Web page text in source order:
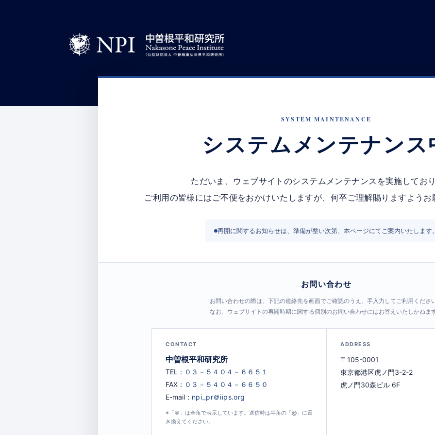
SYSTEM MAINTENANCE
システムメンテナンス
ただいま、ウェブサイトのシステムメンテナンスを実施しており
ご利用の皆様にはご不便をおかけいたしますが、何卒ご理解賜りますようお
再開に関するお知らせは、準備が整い次第、本ページにてご案内いたします。
お問い合わせ
お問い合わせの際は、下記の連絡先を画面でご確認のうえ、手入力してご利用ください
なお、ウェブサイトの再開時期に関する個別のお問い合わせにはお答えいたしかねます
CONTACT
中曽根平和研究所
TEL：
FAX：
E-mail：
※「＠」は全角で表示しています。送信時は半角の「@」に置
き換えてください。
ADDRESS
〒105-0001
東京都港区虎ノ門3-2-2
虎ノ門30森ビル 6F